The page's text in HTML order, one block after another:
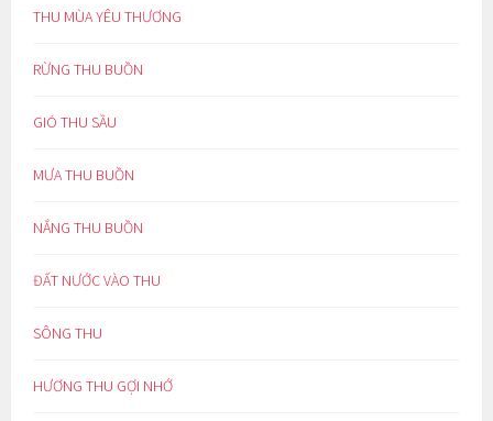
THU MÙA YÊU THƯƠNG
RỪNG THU BUỒN
GIÓ THU SẦU
MƯA THU BUỒN
NẮNG THU BUỒN
ĐẤT NƯỚC VÀO THU
SÔNG THU
HƯƠNG THU GỢI NHỚ